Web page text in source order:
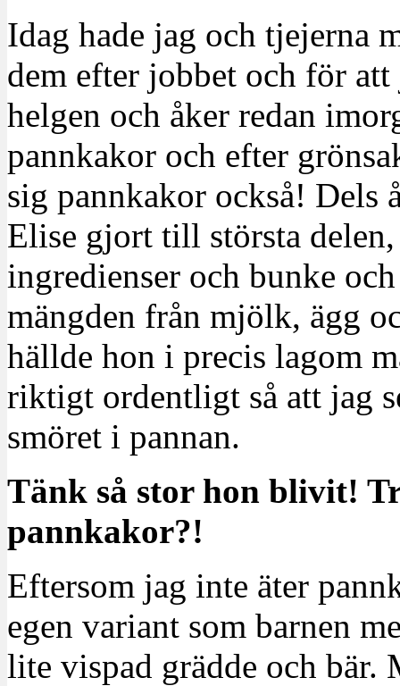
Idag hade jag och tjejerna
dem efter jobbet och för
helgen och åker redan
pannkakor och efter
sig pannkakor också! Dels
Elise gjort till största
ingredienser och bunke
mängden från mjölk, ägg
hällde hon i precis lagom
riktigt ordentligt så att jag
smöret i pannan.
Tänk så stor hon blivit!
pannkakor?!
Eftersom jag inte äter
egen variant som barnen
lite vispad grädde och bär.